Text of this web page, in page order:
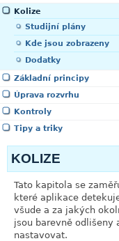
Kolize
Studijní plány
Kde jsou zobrazeny
Dodatky
Základní principy
Úprava rozvrhu
Kontroly
Tipy a triky
KOLIZE
Tato kapitola se
které aplikace
všude a za jakých
jsou barevně
nastavovat.